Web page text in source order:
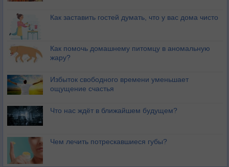
Как заставить гостей думать, что у вас дома чисто
Как помочь домашнему питомцу в аномальную
жару?
Избыток свободного времени уменьшает
ощущение счастья
Что нас ждёт в ближайшем будущем?
Чем лечить потрескавшиеся губы?